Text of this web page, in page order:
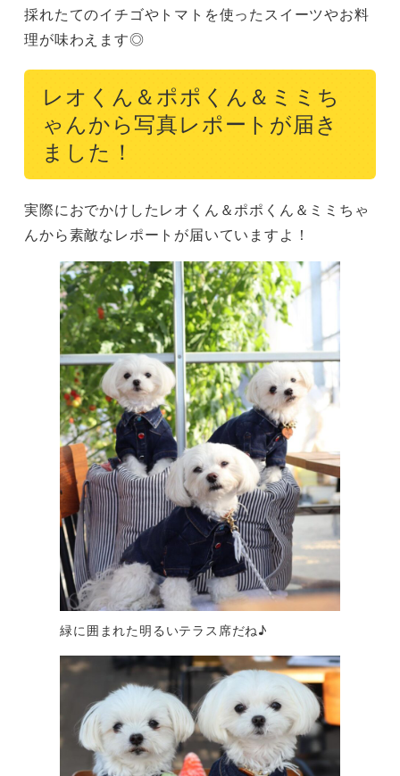
採れたてのイチゴやトマトを使ったスイーツやお料
理が味わえます◎
レオくん＆ポポくん＆ミミち
ゃんから写真レポートが届き
ました！
実際におでかけしたレオくん＆ポポくん＆ミミちゃ
んから素敵なレポートが届いていますよ！
緑に囲まれた明るいテラス席だね♪